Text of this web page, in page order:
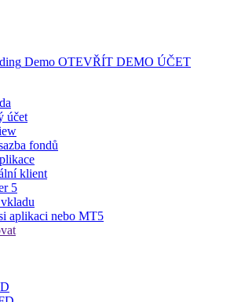
Demo OTEVŘÍT DEMO ÚČET
účet
fondů
klient
5
aplikaci nebo MT5